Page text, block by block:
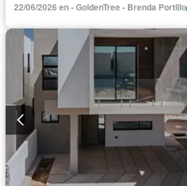
22/06/2026 en - GoldenTree - Brenda Portillo